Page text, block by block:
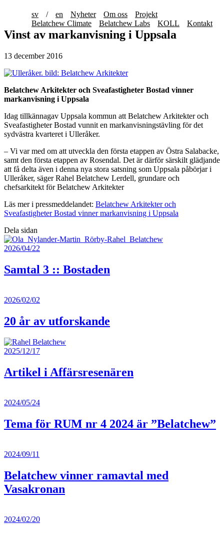
sv / en Nyheter Om oss
Projekt
Belatchew Climate
Belatchew Labs KOLL Kontakt
Vinst av markanvisning i Uppsala
13 december 2016
Belatchew Arkitekter och Sveafastigheter Bostad vinner
markanvisning i Uppsala
Idag tillkännagav Uppsala kommun att Belatchew Arkitekter och
Sveafastigheter Bostad vunnit en markanvisningstävling för det
sydvästra kvarteret i Ulleråker.
– Vi var med om att utveckla den första etappen av Östra Salabacke,
samt den första etappen av Rosendal. Det är därför särskilt glädjande
att få delta även i denna nya stora satsning som Uppsala påbörjar i
Ulleråker, säger Rahel Belatchew Lerdell, grundare och
chefsarkitekt för Belatchew Arkitekter
Läs mer i pressmeddelandet: Belatchew Arkitekter och
Sveafastigheter Bostad vinner markanvisning i Uppsala
Dela sidan
2026/04/22
Samtal 3 :: Bostaden
2026/02/02
20 år av utforskande
2025/12/17
Artikel i Affärsresenären
2024/05/24
Tema för RUM nr 4 2024 är ”Belatchew”
2024/09/11
Belatchew vinner ramavtal med
Vasakronan
2024/02/20